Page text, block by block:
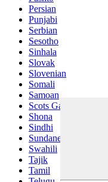
Persian
Punjabi
Serbian
Sesotho
Sinhala
Slovak
Slovenian
Somali
Samoan
Scots Gaelic
Shona
Sindhi
Sundanese
Swahili
Tajik
Tamil